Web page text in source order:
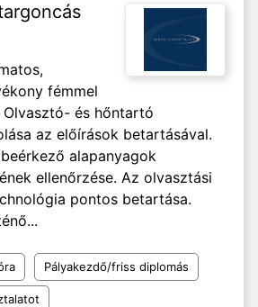
fémmel
és hőntartó
az előírások betartásával.
alapanyagok
ellenőrzése. Az olvasztási
pontos betartása.
Pályakezdő/friss diplomás